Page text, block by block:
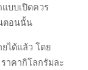
บบเปิดควร
ตอนนั้น
ได้แล้ว โดย
าคากิโลกรัมละ